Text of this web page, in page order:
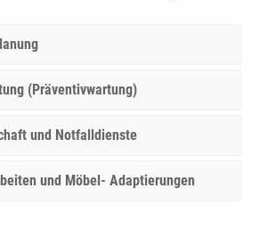
(Präventivwartung)
und Notfalldienste
und Möbel- Adaptierungen